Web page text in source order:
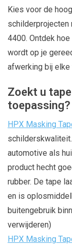
Kies voor de
schilderprojecten
4400. Ontdek
wordt op je
afwerking bij
Zoekt u
toepassing?
HPX Masking
automotive als
product hecht
rubber. De tape
en is
buitengebruik
verwijderen)
HPX Masking